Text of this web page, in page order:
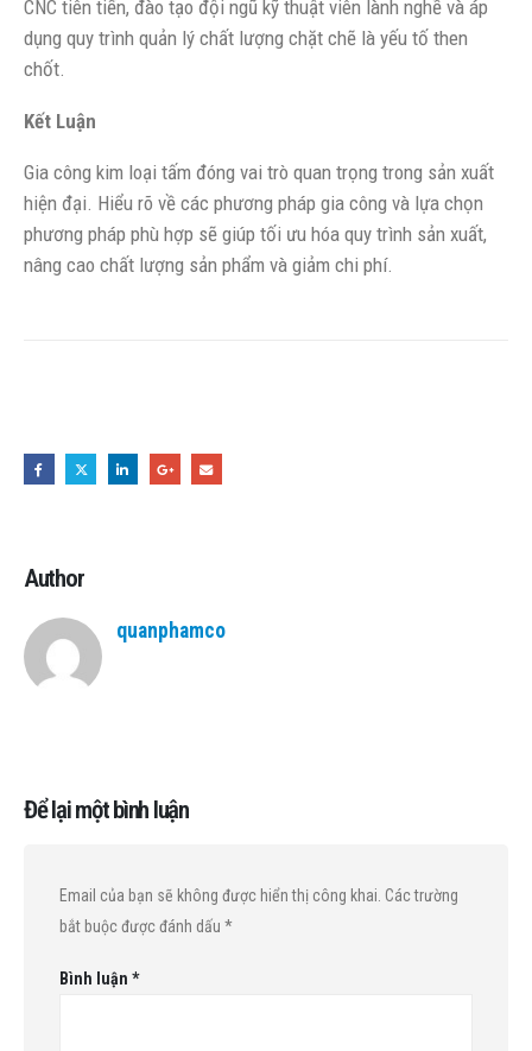
CNC tiên tiến, đào tạo đội ngũ kỹ thuật viên lành nghề và áp
dụng quy trình quản lý chất lượng chặt chẽ là yếu tố then
chốt.
Kết Luận
Gia công kim loại tấm đóng vai trò quan trọng trong sản xuất
hiện đại. Hiểu rõ về các phương pháp gia công và lựa chọn
phương pháp phù hợp sẽ giúp tối ưu hóa quy trình sản xuất,
nâng cao chất lượng sản phẩm và giảm chi phí.
Author
quanphamco
Để lại một bình luận
Email của bạn sẽ không được hiển thị công khai. Các trường
bắt buộc được đánh dấu *
Bình luận *